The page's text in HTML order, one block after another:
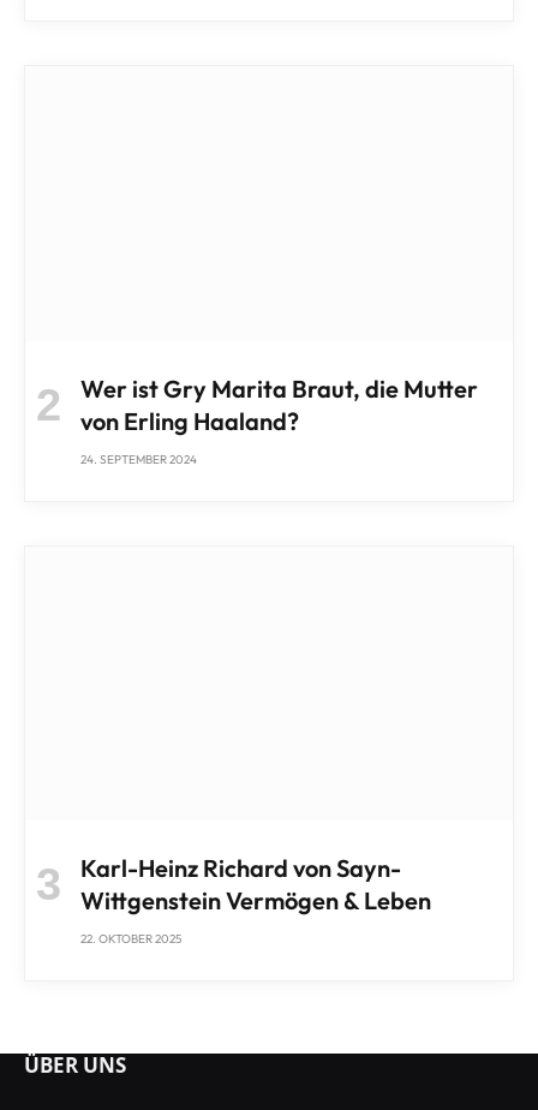
Wer ist Gry Marita Braut, die Mutter
von Erling Haaland?
24. SEPTEMBER 2024
Karl-Heinz Richard von Sayn-
Wittgenstein Vermögen & Leben
22. OKTOBER 2025
ÜBER UNS